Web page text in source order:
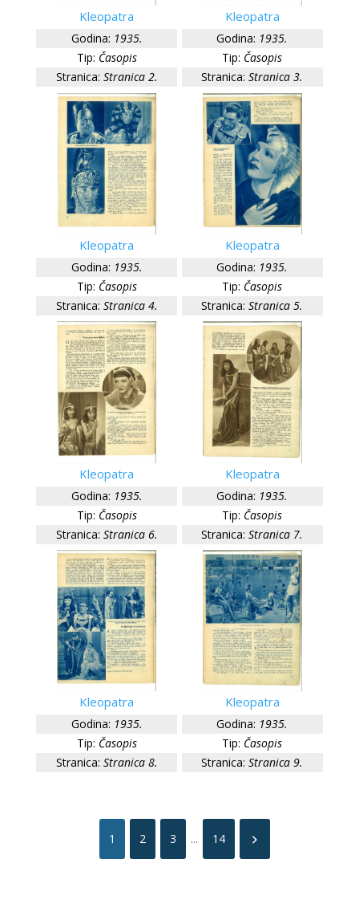
Kleopatra
Godina: 1935.
Tip: Časopis
Stranica: Stranica 2.
Kleopatra
Godina: 1935.
Tip: Časopis
Stranica: Stranica 3.
Kleopatra
Godina: 1935.
Tip: Časopis
Stranica: Stranica 4.
Kleopatra
Godina: 1935.
Tip: Časopis
Stranica: Stranica 5.
Kleopatra
Godina: 1935.
Tip: Časopis
Stranica: Stranica 6.
Kleopatra
Godina: 1935.
Tip: Časopis
Stranica: Stranica 7.
Kleopatra
Godina: 1935.
Tip: Časopis
Stranica: Stranica 8.
Kleopatra
Godina: 1935.
Tip: Časopis
Stranica: Stranica 9.
1 2 3 ... 14